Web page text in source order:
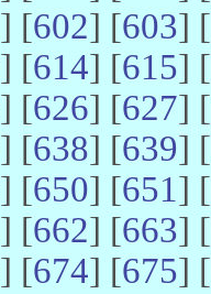
] [602] [603] [
] [614] [615] [
] [626] [627] [
] [638] [639] [
] [650] [651] [
] [662] [663] [
] [674] [675] [